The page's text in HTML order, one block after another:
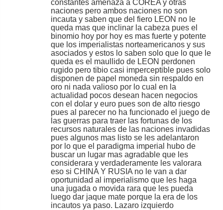
constantes amenaza a COREA y otras
naciones pero ambos naciones no son
incauta y saben que del fiero LEON no le
queda mas que inclinar la cabeza pues el
binomio hoy por hoy es mas fuerte y potente
que los imperialistas norteamericanos y sus
asociados y estos lo saben solo que lo que le
queda es el maullido de LEON perdonen
rugido pero tibio casi imperceptible pues solo
disponen de papel moneda sin respaldo en
oro ni nada valioso por lo cual en la
actualidad pocos desean hacen negocios
con el dolar y euro pues son de alto riesgo
pues al parecer no ha funcionado el juego de
las guerras para traer las fortunas de los
recursos naturales de las naciones invadidas
pues algunos mas listo se les adelantaron
por lo que el paradigma imperial hubo de
buscar un lugar mas agradable que les
considerara y verdaderamente les valorara
eso si CHINA Y RUSIA no le van a dar
oportunidad al imperialismo que les haga
una jugada o movida rara que les pueda
luego dar jaque mate porque la era de los
incautos ya paso. Lazaro izquierdo